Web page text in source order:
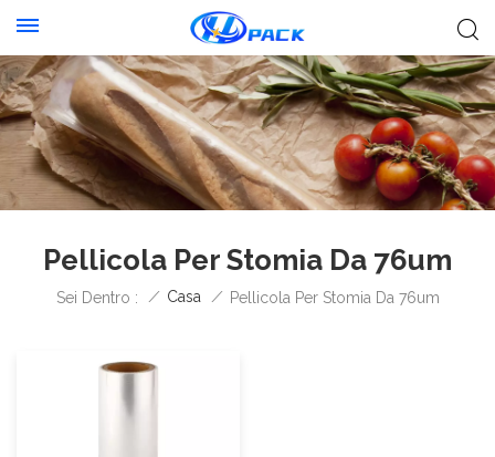
Pellicola Per Stomia Da 76um
Sei Dentro : / Casa / Pellicola Per Stomia Da 76um